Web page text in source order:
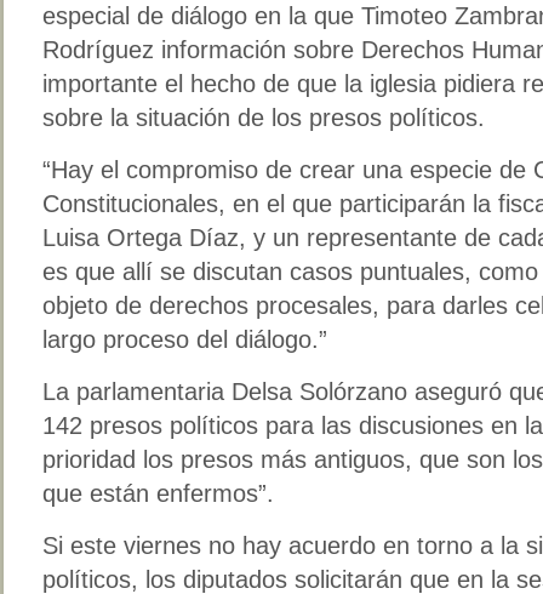
especial de diálogo en la que Timoteo
Rodríguez información sobre Derechos
importante el hecho de que la iglesia pidiera
sobre la situación de los presos políticos.
“Hay el compromiso de crear una especie de
Constitucionales, en el que participarán la
Luisa Ortega Díaz, y un representante de
es que allí se discutan casos puntuales,
objeto de derechos procesales, para darles
largo proceso del diálogo.”
La parlamentaria Delsa Solórzano aseguró
142 presos políticos para las discusiones en
prioridad los presos más antiguos, que son
que están enfermos”.
Si este viernes no hay acuerdo en torno a la
políticos, los diputados solicitarán que en la